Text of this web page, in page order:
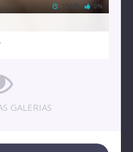
22 MB 0%
GALERIAS